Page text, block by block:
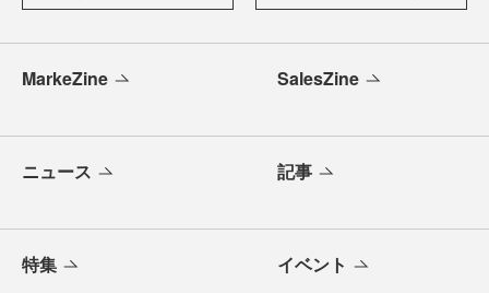
MarkeZine SalesZine
ニュース 記事
特集 イベント